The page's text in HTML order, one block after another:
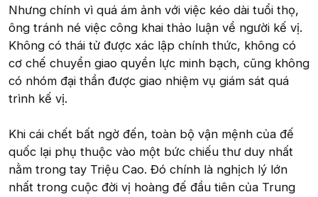
Nhưng chính vì quá ám ảnh với việc kéo dài tuổi thọ,
ông tránh né việc công khai thảo luận về người kế vị.
Không có thái tử được xác lập chính thức, không có
cơ chế chuyển giao quyền lực minh bạch, cũng không
có nhóm đại thần được giao nhiệm vụ giám sát quá
trình kế vị.
Khi cái chết bất ngờ đến, toàn bộ vận mệnh của đế
quốc lại phụ thuộc vào một bức chiếu thư duy nhất
nằm trong tay Triệu Cao. Đó chính là nghịch lý lớn
nhất trong cuộc đời vị hoàng đế đầu tiên của Trung